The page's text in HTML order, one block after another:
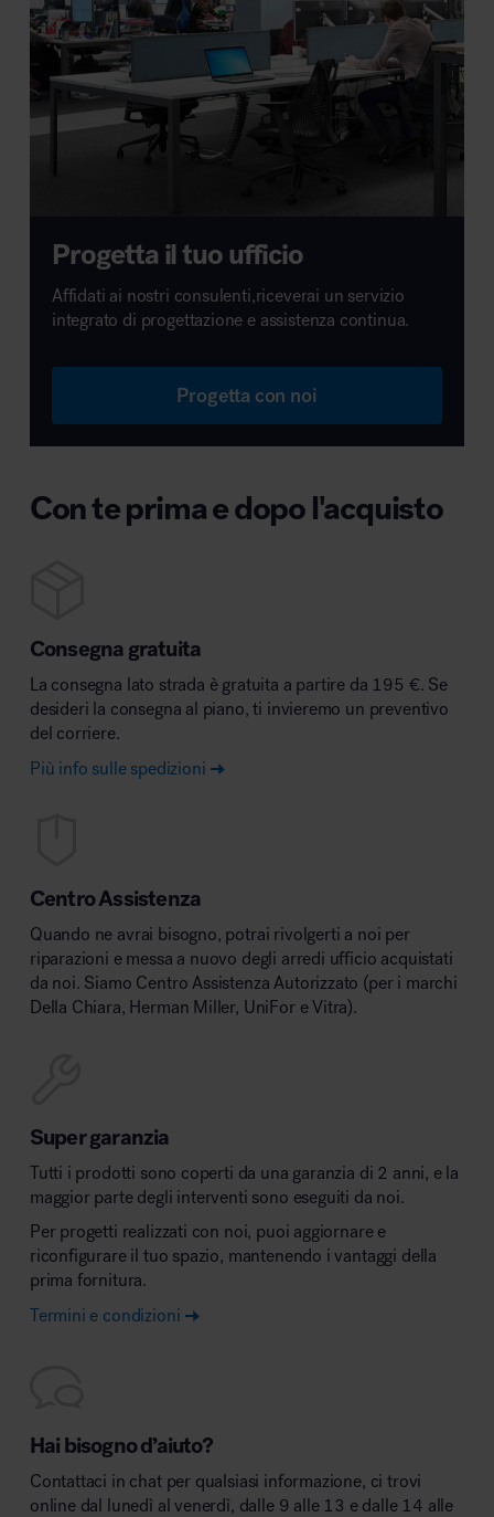
Progetta il tuo ufficio
Affidati ai nostri consulenti,riceverai un servizio
integrato di progettazione e assistenza continua.
Progetta con noi
Con te prima e dopo l'acquisto
Consegna gratuita
La consegna lato strada è gratuita a partire da 195 €. Se
desideri la consegna al piano, ti invieremo un preventivo
del corriere.
Più info sulle spedizioni
Centro Assistenza
Quando ne avrai bisogno, potrai rivolgerti a noi per
riparazioni e messa a nuovo degli arredi ufficio acquistati
da noi. Siamo Centro Assistenza Autorizzato (per i marchi
Della Chiara, Herman Miller, UniFor e Vitra).
Super garanzia
Tutti i prodotti sono coperti da una garanzia di 2 anni, e la
maggior parte degli interventi sono eseguiti da noi.
Per progetti realizzati con noi, puoi aggiornare e
riconfigurare il tuo spazio, mantenendo i vantaggi della
prima fornitura.
Termini e condizioni
Hai bisogno d’aiuto?
Contattaci in chat per qualsiasi informazione, ci trovi
online dal lunedì al venerdì, dalle 9 alle 13 e dalle 14 alle